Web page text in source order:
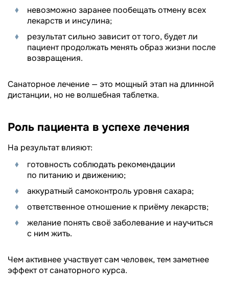
невозможно заранее пообещать отмену всех
лекарств и инсулина;
результат сильно зависит от того, будет ли
пациент продолжать менять образ жизни после
возвращения.
Санаторное лечение — это мощный этап на длинной
дистанции, но не волшебная таблетка.
Роль пациента в успехе лечения
На результат влияют:
готовность соблюдать рекомендации
по питанию и движению;
аккуратный самоконтроль уровня сахара;
ответственное отношение к приёму лекарств;
желание понять своё заболевание и научиться
с ним жить.
Чем активнее участвует сам человек, тем заметнее
эффект от санаторного курса.